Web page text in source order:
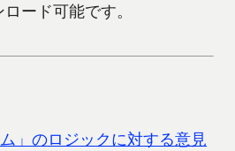
ード可能です。
」のロジックに対する意見